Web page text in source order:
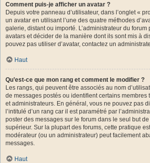
Comment puis-je afficher un avatar ?
Depuis votre panneau d’utilisateur, dans l’onglet «
un avatar en utilisant l’une des quatre méthodes
galerie, distant ou importé. L’administrateur du
avatars et décider de la manière dont ils sont mis à
pouvez pas utiliser d’avatar, contactez un
Haut
Qu’est-ce que mon rang et comment le modifier ?
Les rangs, qui peuvent être associés au nom
de messages postés ou identifient certains membres
et administrateurs. En général, vous ne pouvez pas
l’intitulé d’un rang car il est paramétré par
poster des messages sur le forum dans le seul but
supérieur. Sur la plupart des forums, cette pratique
modérateur (ou un administrateur) peut facilement
messages.
Haut